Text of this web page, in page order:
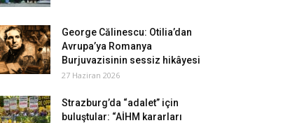
George Călinescu: Otilia’dan
Avrupa’ya Romanya
Burjuvazisinin sessiz hikâyesi
27 Haziran 2026
Strazburg’da “adalet” için
buluştular: “AİHM kararları